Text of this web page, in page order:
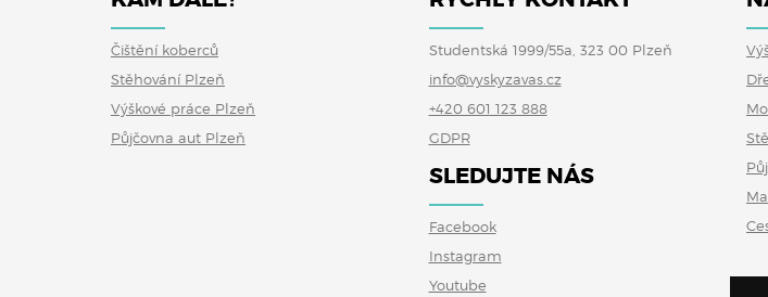
Čištění koberců
Stěhování Plzeň
Výškové práce Plzeň
Půjčovna aut Plzeň
Studentská 1999/55a, 323 00 Plzeň
info@vyskyzavas.cz
+420 601 123 888
GDPR
SLEDUJTE NÁS
Facebook
Instagram
Youtube